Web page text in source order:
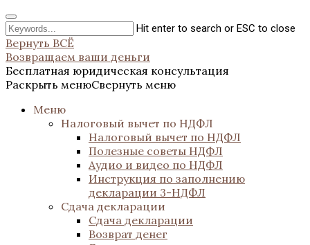
Hit enter to search or ESC to close
Вернуть ВСЁ
Возвращаем ваши деньги
Бесплатная юридическая консультация
Раскрыть менюСвернуть меню
Меню
Налоговый вычет по НДФЛ
Налоговый вычет по НДФЛ
Полезные советы НДФЛ
Аудио и видео по НДФЛ
Инструкция по заполнению
декларации 3-НДФЛ
Сдача декларации
Сдача декларации
Возврат денег